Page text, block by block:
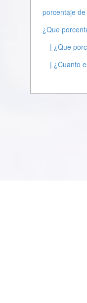
porcentaje
¿Que
| ¿Que
| ¿Cuanto